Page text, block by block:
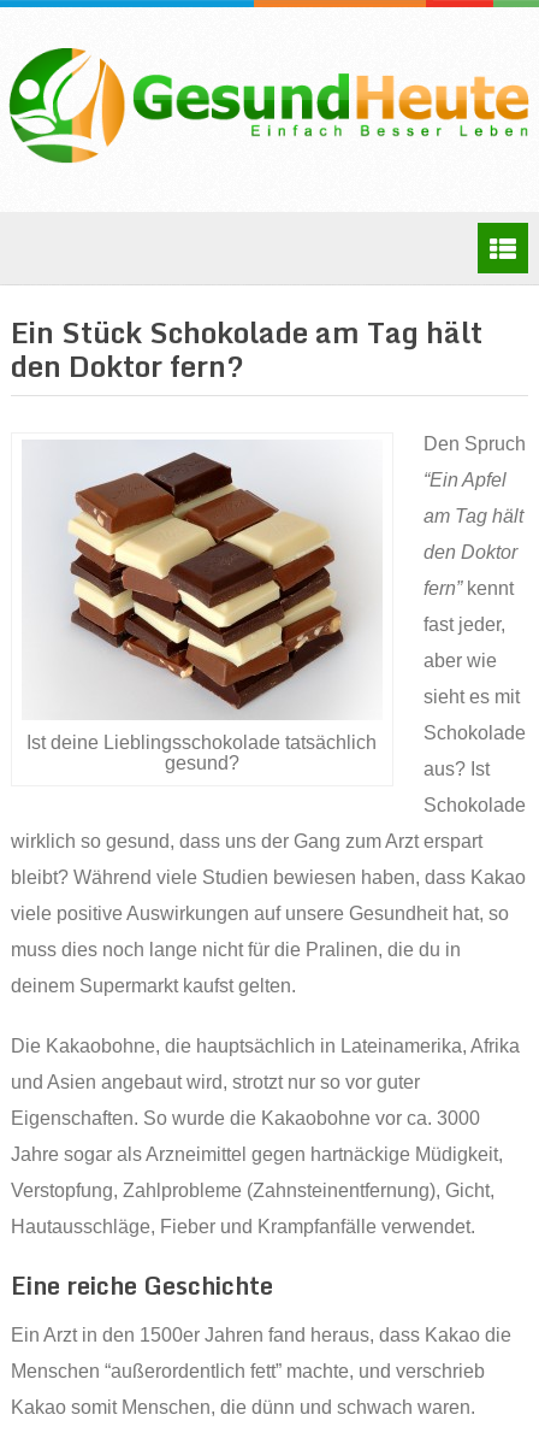
Ein Stück Schokolade am Tag hält
den Doktor fern?
Ist deine Lieblingsschokolade tatsächlich
gesund?
Den Spruch
“Ein Apfel
am Tag hält
den Doktor
fern”kennt
fast jeder,
aber wie
sieht es mit
Schokolade
aus? Ist
Schokolade
wirklich so gesund, dass uns der Gang zum Arzt erspart
bleibt? Während viele Studien bewiesen haben, dass Kakao
viele positive Auswirkungen auf unsere Gesundheit hat, so
muss dies noch lange nicht für die Pralinen, die du in
deinem Supermarkt kaufst gelten.
Die Kakaobohne, die hauptsächlich in Lateinamerika, Afrika
und Asien angebaut wird, strotzt nur so vor guter
Eigenschaften. So wurde die Kakaobohne vor ca. 3000
Jahre sogar als Arzneimittel gegen hartnäckige Müdigkeit,
Verstopfung, Zahlprobleme (Zahnsteinentfernung), Gicht,
Hautausschläge, Fieber und Krampfanfälle verwendet.
Eine reiche Geschichte
Ein Arzt in den 1500er Jahren fand heraus, dass Kakao die
Menschen “außerordentlich fett” machte, und verschrieb
Kakao somit Menschen, die dünn und schwach waren.